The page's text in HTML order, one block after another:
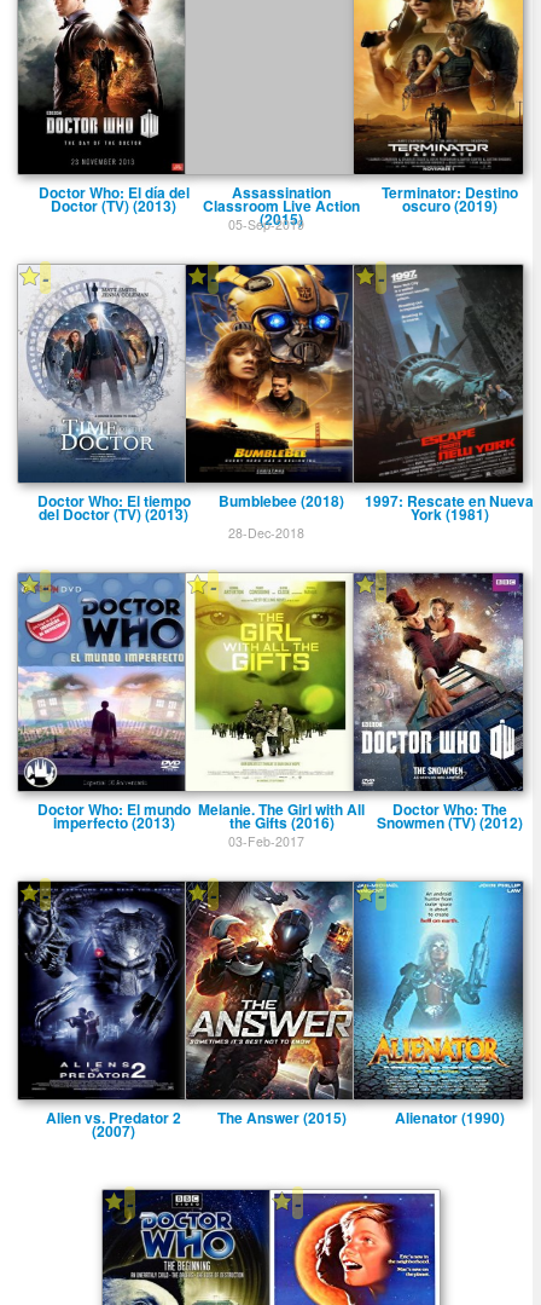
Doctor Who: El dí­a del
Doctor (TV) (2013)
Assassination
Classroom Live Action
(2015)
05-Sep-2019
Terminator: Destino
oscuro (2019)
-
Doctor Who: El tiempo
del Doctor (TV) (2013)
-
Bumblebee (2018)
28-Dec-2018
-
1997: Rescate en Nueva
York (1981)
-
Doctor Who: El mundo
imperfecto (2013)
-
Melanie. The Girl with All
the Gifts (2016)
03-Feb-2017
-
Doctor Who: The
Snowmen (TV) (2012)
-
Alien vs. Predator 2
(2007)
-
The Answer (2015)
-
Alienator (1990)
- -